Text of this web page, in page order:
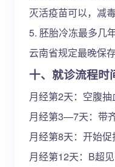
灭活疫苗可以，减
5. 胚胎冷冻最多几年
云南省规定最晚保
十、就诊流程时
月经第2天：空腹
月经第3—7天：带
月经第8天：开始
月经第12天：B超